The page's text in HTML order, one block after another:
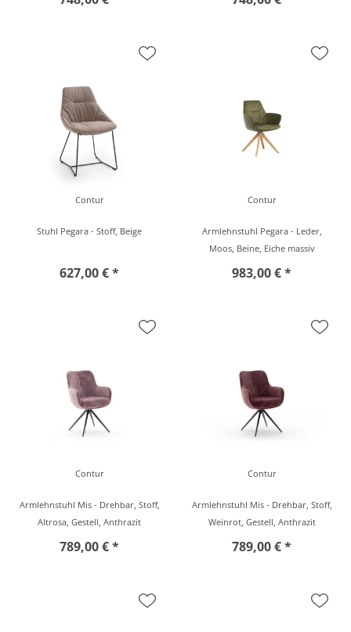
Contur
Stuhl Pegara - Stoff, Beige
627,00 € *
Contur
Armlehnstuhl Pegara - Leder,
Moos, Beine, Eiche massiv
983,00 € *
Contur
Armlehnstuhl Mis - Drehbar, Stoff,
Altrosa, Gestell, Anthrazit
789,00 € *
Contur
Armlehnstuhl Mis - Drehbar, Stoff,
Weinrot, Gestell, Anthrazit
789,00 € *